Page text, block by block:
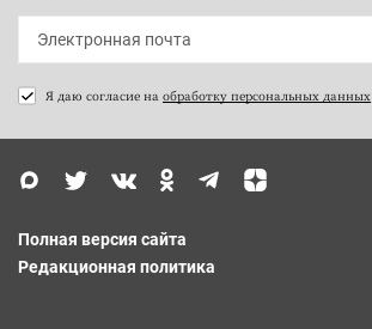
Я даю согласие на обработку персональных данных
Полная версия сайта
Редакционная политика